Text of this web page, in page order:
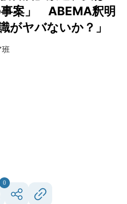
事案」 ABEMA釈明
がヤバないか？」
班
0